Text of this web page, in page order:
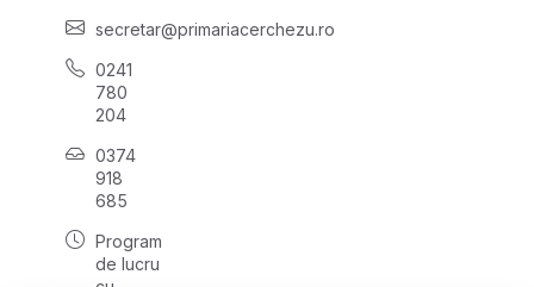
secretar@primariacerchezu.ro
0241
780
204
0374
918
685
Program
de lucru